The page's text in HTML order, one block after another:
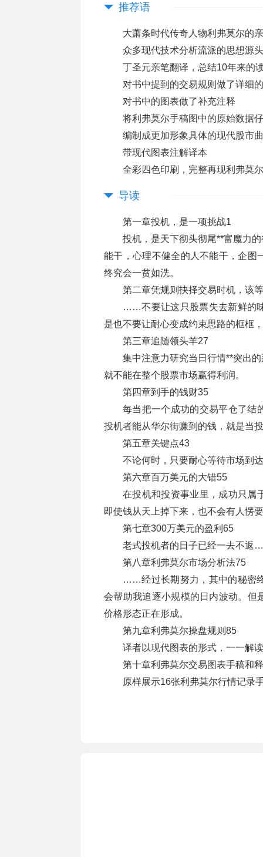
推荐语
大萧条时代传奇人物利弗莫尔的
众多现代技术分析流派的思想源
丁圣元亲笔翻译，总结10年来的
对书中提到的交易规则做了详细
对书中的图表做了补充注释
将利弗莫尔手稿图中的原始数据
编制成更加形象具体的现代股市
带现代图表注解译本
全彩四色印刷，完整再现利弗莫
导读
第一章投机，是一项挑战1
投机，是天下彻头彻尾**富魔力
能干，心理不健全的人不能干，企图
终究会一贫如洗。
第二章凭规则抉择交易时机，该
……不要让这只股票失去新鲜的
是也不要让耐心变成约束思路的框框
第三章追随领头羊27
集中注意力研究当日行情**突出
就不能在整个股票市场赢得利润。
第四章到手的钱财35
每当把一个成功的交易平仓了结
投机者能从华尔街赚到的钱，就是当
第五章关键点43
不论何时，只要耐心等待市场到
第六章百万美元的大错55
在投机和投资事业里，成功只
即使钱从天上掉下来，也不会有人愣
第七章300万美元的盈利65
老式投机者的日子已经一去不返
第八章利弗莫尔市场分析法75
……经过长期努力，其中的秘密
会帮助我追逐小规模的日内波动。但
价格形态正在形成。
第九章利弗莫尔操盘规则85
译者以现代图表的形式，一一解
第十章利弗莫尔交易图表手稿和
原样展示16张利弗莫尔行情记录